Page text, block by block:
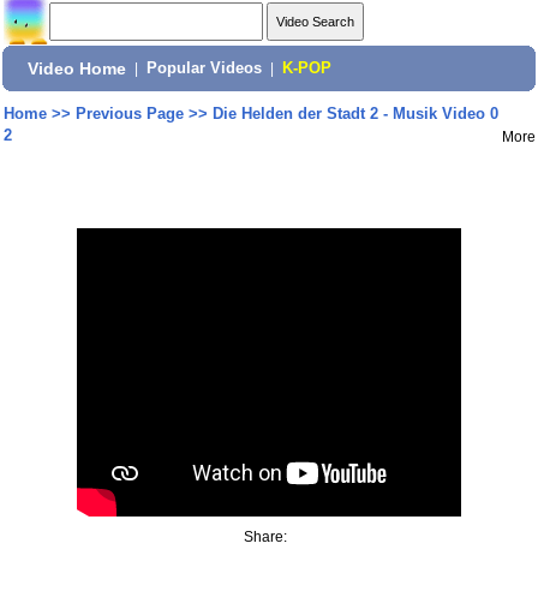
Video Home Popular Videos K-POP
Home>> Previous Page>> Die Helden der Stadt 2 - Musik Video 0
2
More
Share: